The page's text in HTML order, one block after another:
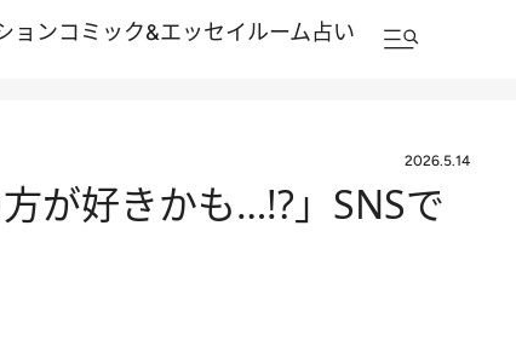
ョンコミック&エッセイルーム占い
2026.5.14
が好きかも…!?」SNSで